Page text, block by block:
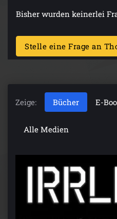
Bisher wurden keinerlei
Stelle eine Frage an
Zeige: Bücher E-
Alle Medien